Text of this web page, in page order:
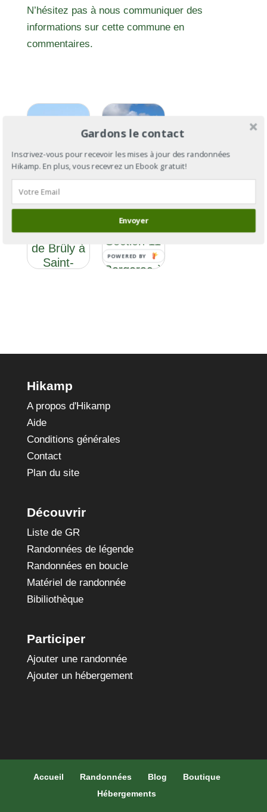
N’hésitez pas à nous communiquer des
informations sur cette commune en
commentaires.
GR®654 :
Vezeliensis,
de Brûly à
Saint-
la Via
Vezeliensis
Section 11
: de
Bergerac à
Hikamp
A propos d'Hikamp
Aide
Conditions générales
Contact
Plan du site
Découvrir
Liste de GR
Randonnées de légende
Randonnées en boucle
Matériel de randonnée
Bibiliothèque
Participer
Ajouter une randonnée
Ajouter un hébergement
Accueil Randonnées Blog
Boutique
Hébergements
Gardons le contact
Inscrivez-vous pour recevoir les mises à jour des randonnées
Hikamp. En plus, vous recevrez un Ebook gratuit!
Envoyer
POWERED BY